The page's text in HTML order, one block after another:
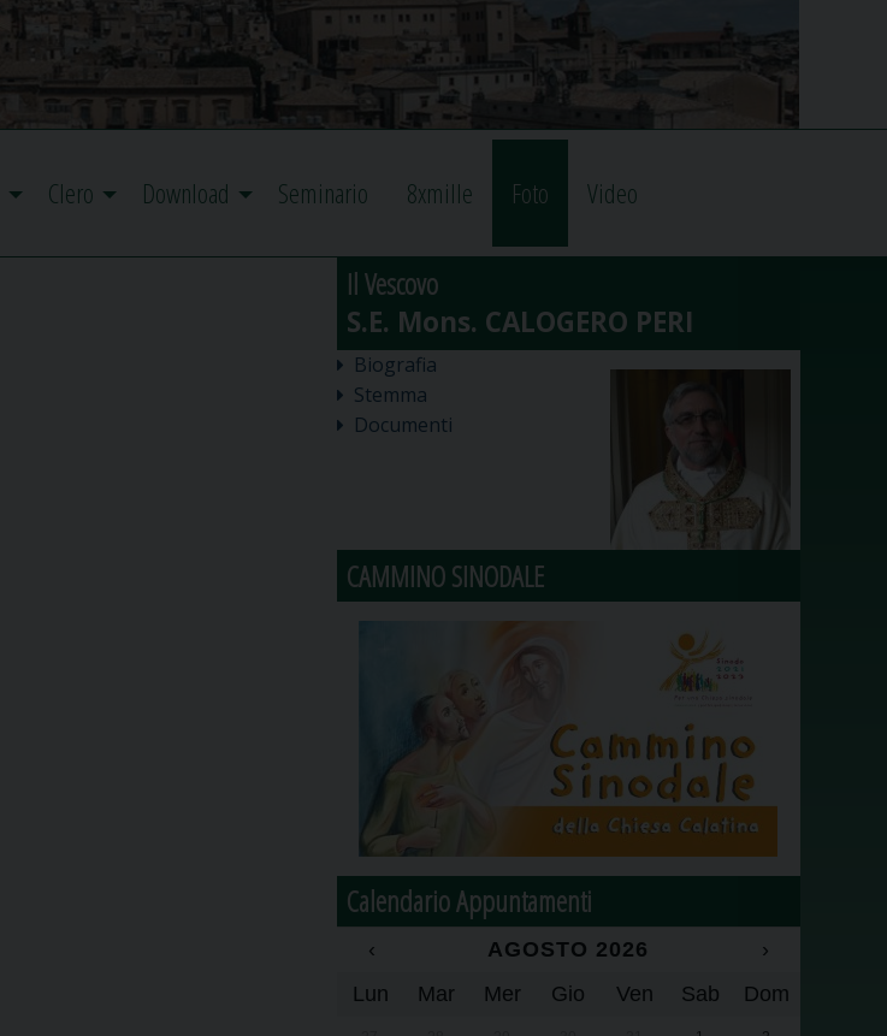
Clero Download Seminario 8xmille Foto Video
Il Vescovo
Biografia
Stemma
Documenti
CAMMINO SINODALE
Calendario Appuntamenti
‹ AGOSTO 2026
›
Lun
Mar Mer Gio Ven Sab Dom